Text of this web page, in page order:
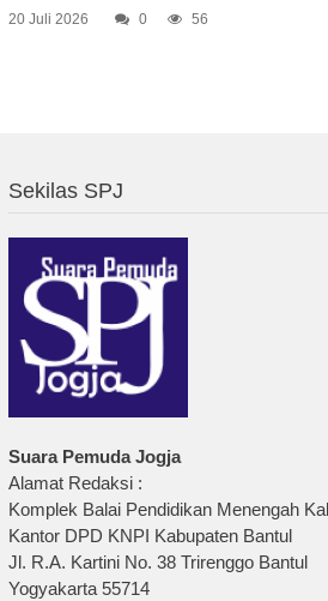
20 Juli 2026 0 56
Sekilas SPJ
Suara Pemuda Jogja
Alamat Redaksi :
Komplek Balai Pendidikan Menengah
Kantor DPD KNPI Kabupaten Bantul
Jl. R.A. Kartini No. 38 Trirenggo Bantul
Yogyakarta 55714